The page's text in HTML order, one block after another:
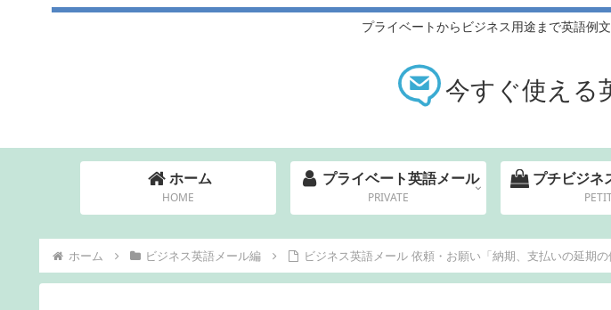
プライベートからビジネス用途まで英語例
今すぐ使える
ホーム
HOME
プライベート英語メール
PRIVATE
プチビジネ
ホーム ビジネス英語メール編 ビジネス英語メール 依頼・お願い「納期、支払いの延期の